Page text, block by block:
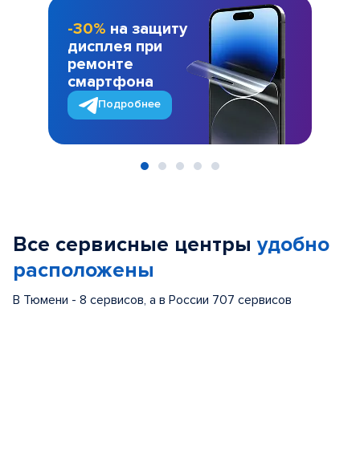
-30% на защиту
дисплея при
ремонте
смартфона
Подробнее
Все сервисные центры удобно
расположены
В Тюмени - 8 сервисов, а в России 707 сервисов